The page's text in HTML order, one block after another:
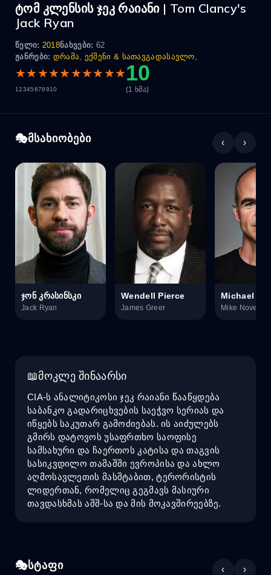
ტომ კლენსის ჯეკ რაიანი | Tom Clancy's
Jack Ryan
წელი: 2018ნახვები: 62
ჟანრები: დრამა, ექშენი & სათავგადასავლო,
★★★★★★★★★★
12345678910
10
(1 ხმა)
მსახიობები ‹ ›
ჯონ კრასინსკი
Jack Ryan
Wendell Pierce
James Greer
Michael
Mike
მოკლე შინაარსი
CIA-ს ანალიტიკოსი ჯეკ რაიანი წააწყდება
საბანკო გადარიცხვების საეჭვო სერიას და
იწყებს საკუთარ გამოძიებას. ის აიძულებს
გმირს დატოვოს უსაფრთხო საოფისე
სამსახური და ჩაერთოს კატისა და თაგვის
სასიკვდილო თამაშში ევროპისა და ახლო
აღმოსავლეთის მასშტაბით, ტერორისტის
ლიდერთან, რომელიც გეგმავს მასიური
თავდასხმას აშშ-სა და მის მოკავშირეებზე.
სტაფი ‹ ›